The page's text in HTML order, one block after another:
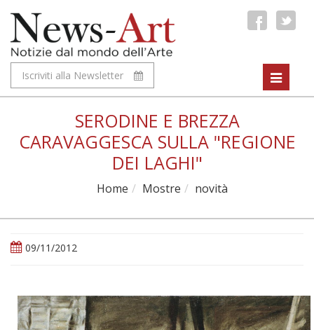
Iscriviti alla Newsletter
Toggle
SERODINE E BREZZA
CARAVAGGESCA SULLA "REGIONE
DEI LAGHI"
Home Mostre novità
09/11/2012